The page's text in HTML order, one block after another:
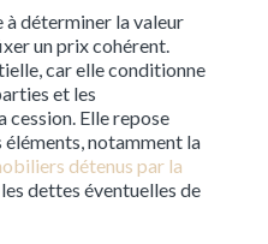
à déterminer la valeur
un prix cohérent.
car elle conditionne
et les
cession. Elle repose
notamment la
détenus par la
dettes éventuelles de